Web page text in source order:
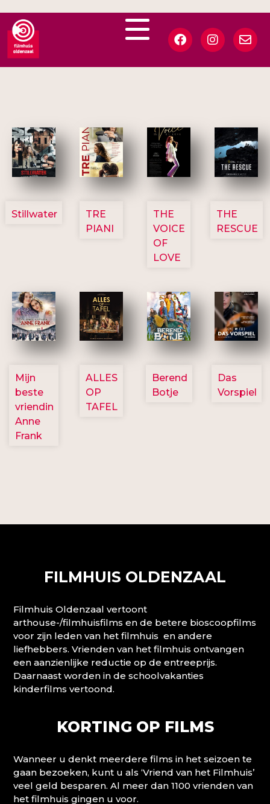
3123
Stillwater
3129
TRE
PIANI
3135
THE
VOICE
OF
LOVE
3148
THE
RESCUE
2757
Mijn
beste
vriendin
Anne
Frank
3154
ALLES
OP
TAFEL
2799
Berend
Botje
2777
Das
Vorspiel
FILMHUIS OLDENZAAL
Filmhuis Oldenzaal vertoont
arthouse-/filmhuisfilms en de betere bioscoopfilms
voor zijn leden van het filmhuis en andere
liefhebbers. Vrienden van het filmhuis ontvangen
een aanzienlijke reductie op de entreeprijs.
Daarnaast worden in de schoolvakanties
kinderfilms vertoond.
KORTING OP FILMS
Wanneer u denkt meerdere films in het seizoen te
gaan bezoeken, kunt u als ‘Vriend van het Filmhuis’
veel geld besparen. Al meer dan 1100 vrienden van
het filmhuis gingen u voor.